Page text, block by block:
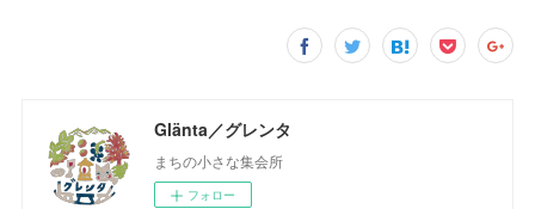
Glänta／グレンタ
まちの小さな集会所
フォロー